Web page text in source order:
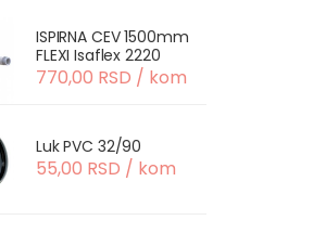
ISPIRNA CEV 1500mm
FLEXI Isaflex 2220
770,00 RSD / kom
Luk PVC 32/90
55,00 RSD / kom